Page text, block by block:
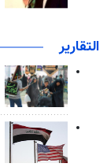
التقارير